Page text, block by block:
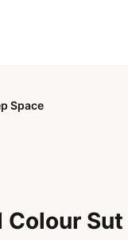
Space
Colour